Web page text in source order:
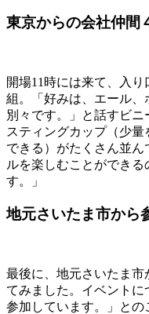
東京からの会社仲間
開場11時には来て、入
組。「好みは、エール
別々です。」と話すビ
スティングカップ（少
できる）がたくさん並
ルを楽しむことができ
す。」
地元さいたま市から
最後に、地元さいたま
てみました。イベント
参加しています。」と